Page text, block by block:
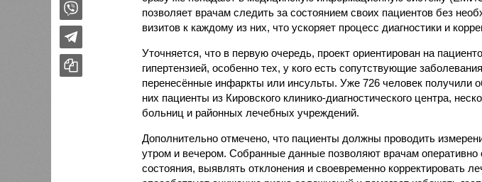
позволяет врачам следить за состоянием своих пациентов без
визитов к каждому из них, что ускоряет процесс диагностики и
Уточняется, что в первую очередь, проект ориентирован на
гипертензией, особенно тех, у кого есть сопутствующие
перенесённые инфаркты или инсульты. Уже 726 человек получили
них пациенты из Кировского клинико-диагностического центра,
больниц и районных лечебных учреждений.
Дополнительно отмечено, что пациенты должны проводить
утром и вечером. Собранные данные позволяют врачам оперативно
состояния, выявлять отклонения и своевременно корректировать